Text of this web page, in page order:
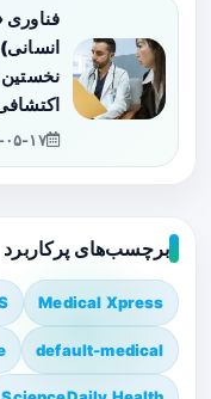
۱۴۰۵-
برچسب‌های پرکاربرد
Medical Xpress
default-medical